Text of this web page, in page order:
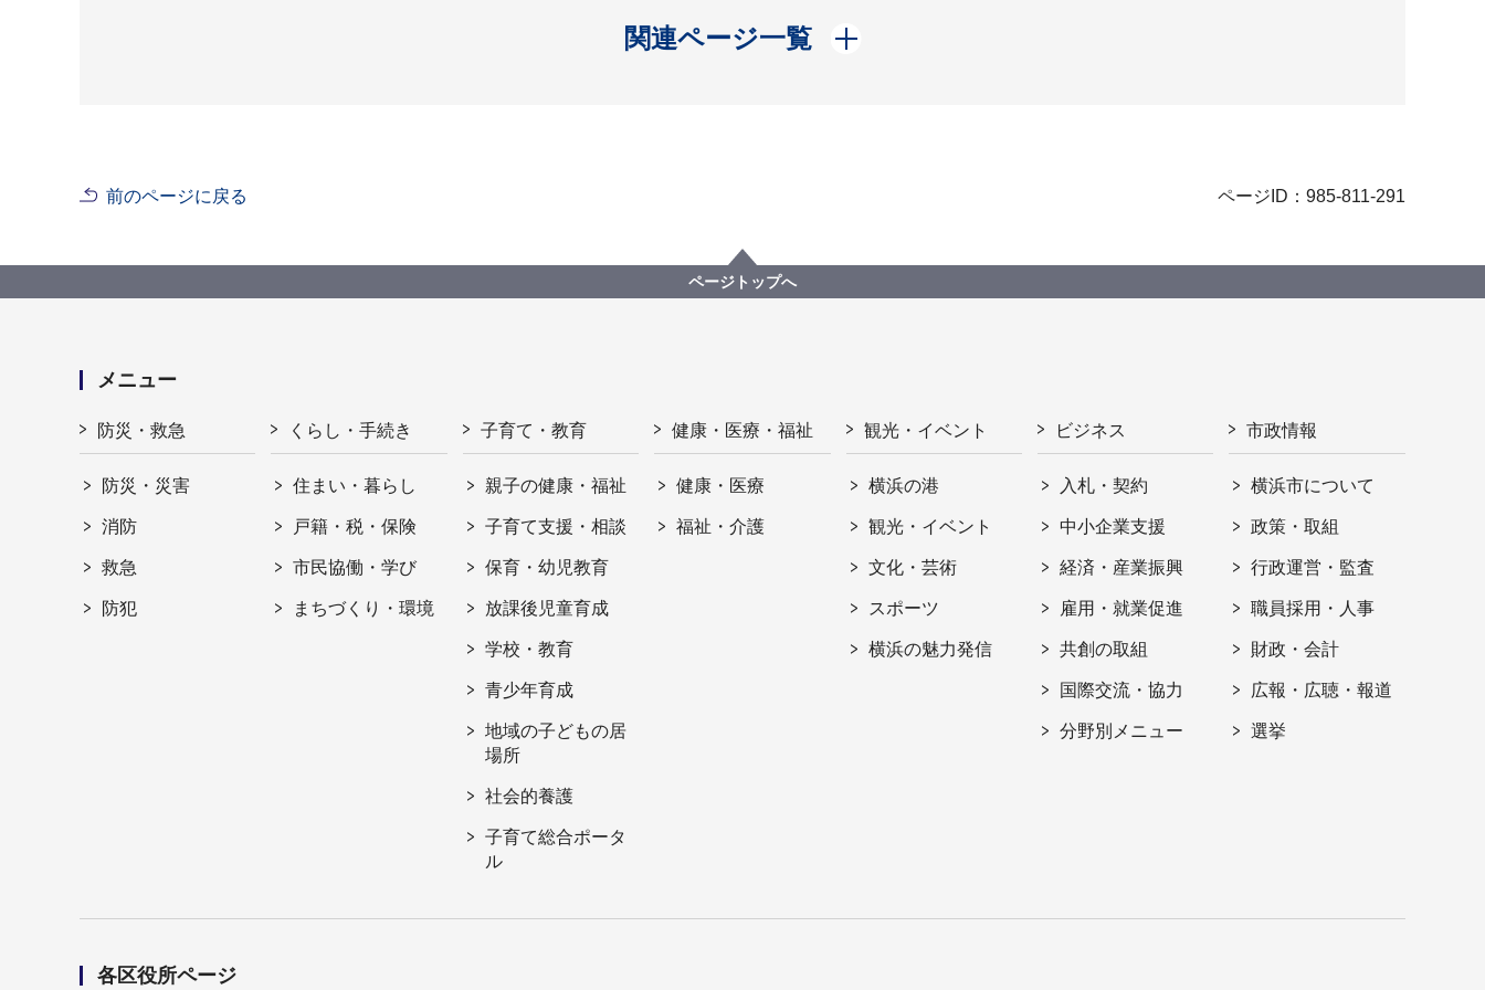
関連ページ一覧
開く
前のページに戻る ページID：985-811-291
ページトップへ
メニュー
防災・救急
防災・災害
消防
救急
防犯
くらし・手続き
住まい・暮らし
戸籍・税・保険
市民協働・学び
まちづくり・環境
子育て・教育
親子の健康・福祉
子育て支援・相談
保育・幼児教育
放課後児童育成
学校・教育
青少年育成
地域の子どもの居
場所
社会的養護
子育て総合ポータ
ル
健康・医療・福祉
健康・医療
福祉・介護
観光・イベント
横浜の港
観光・イベント
文化・芸術
スポーツ
横浜の魅力発信
ビジネス
入札・契約
中小企業支援
経済・産業振興
雇用・就業促進
共創の取組
国際交流・協力
分野別メニュー
市政情報
横浜市について
政策・取組
行政運営・監査
職員採用・人事
財政・会計
広報・広聴・報道
選挙
各区役所ページ